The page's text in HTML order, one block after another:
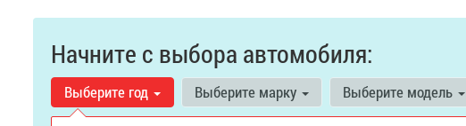
Начните с выбора автомобиля:
Выберите год Выберите марку Выберите модель